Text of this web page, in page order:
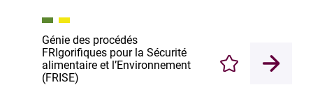
Génie des procédés
FRIgorifiques pour la Sécurité
alimentaire et l’Environnement
(FRISE)
Enregistrer